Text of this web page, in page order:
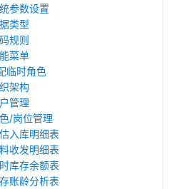
参数设置
类型
规则
菜单
临时角色
架构
管理
/岗位管理
入库明细表
收发明细表
库存余额表
账龄分析表